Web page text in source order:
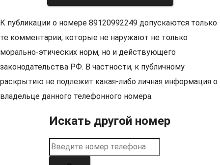
К публикации о номере 89120992249 допускаются только
те комментарии, которые не наружают не только
морально-этических норм, но и действующего
законодательства РФ. В частности, к публичному
раскрытию не подлежит какая-либо личная информация о
владельце данного телефонного номера.
Искать другой номер